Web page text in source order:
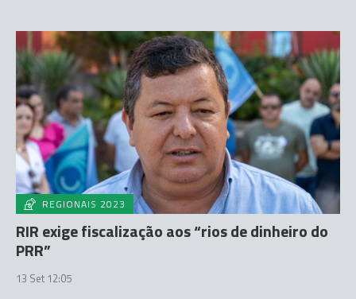
REGIONAIS 2023
RIR exige fiscalização aos “rios de dinheiro do
PRR”
13 Set 12:05